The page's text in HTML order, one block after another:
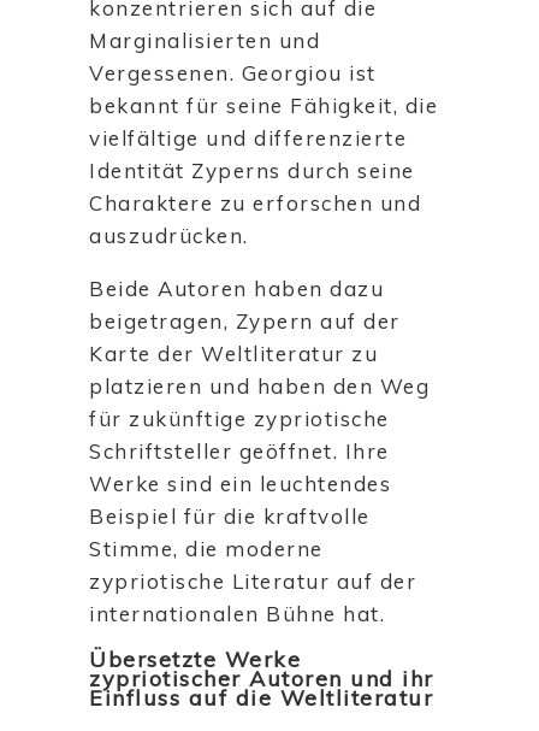
konzentrieren sich auf die
Marginalisierten und
Vergessenen. Georgiou ist
bekannt für seine Fähigkeit, die
vielfältige und differenzierte
Identität Zyperns durch seine
Charaktere zu erforschen und
auszudrücken.
Beide Autoren haben dazu
beigetragen, Zypern auf der
Karte der Weltliteratur zu
platzieren und haben den Weg
für zukünftige zypriotische
Schriftsteller geöffnet. Ihre
Werke sind ein leuchtendes
Beispiel für die kraftvolle
Stimme, die moderne
zypriotische Literatur auf der
internationalen Bühne hat.
Übersetzte Werke
zypriotischer Autoren und ihr
Einfluss auf die Weltliteratur